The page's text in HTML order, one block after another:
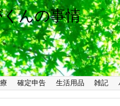
んの事情
確定申告 生活用品 雑記